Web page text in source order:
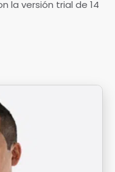
la versión trial de 14